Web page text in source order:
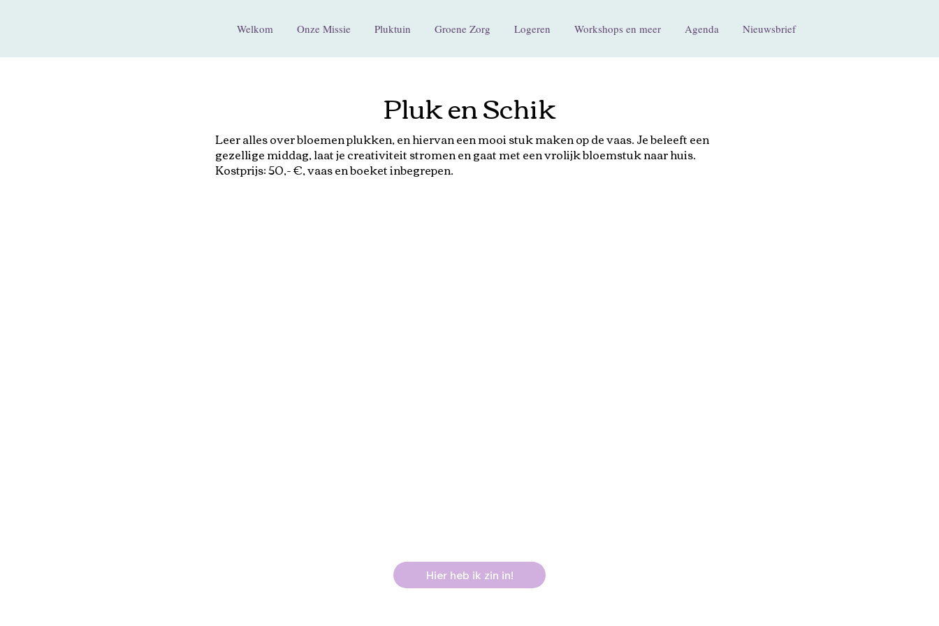
Welkom Onze Missie Pluktuin Groene Zorg Logeren Workshops en meer Agenda Nieuwsbrief
Pluk en Schik
Leer alles over bloemen plukken, en hiervan een mooi stuk maken op de vaas. Je beleeft een
gezellige middag, laat je creativiteit stromen en gaat met een vrolijk bloemstuk naar huis.
Kostprijs: 50,- €, vaas en boeket inbegrepen.
Hier heb ik zin in!